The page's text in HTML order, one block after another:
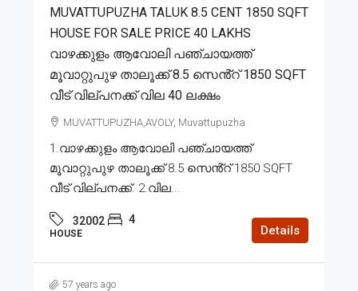
MUVATTUPUZHA TALUK 8.5 CENT 1850 SQFT
HOUSE FOR SALE PRICE 40 LAKHS
വാഴക്കുളം ആവോലി പഞ്ചായത്ത്
മൂവാറ്റുപുഴ താലൂക്ക് 8.5 സെൻ്റ് 1850 SQFT
വീട് വില്പനക്ക് വില 40 ലക്ഷം
MUVATTUPUZHA,AVOLY, Muvattupuzha
1.വാഴക്കുളം ആവോലി പഞ്ചായത്ത്
മൂവാറ്റുപുഴ താലൂക്ക് 8.5 സെൻ്റ് 1850 SQFT
വീട് വില്പനക്ക്. 2.വില...
32002 4
HOUSE Details
57 years ago